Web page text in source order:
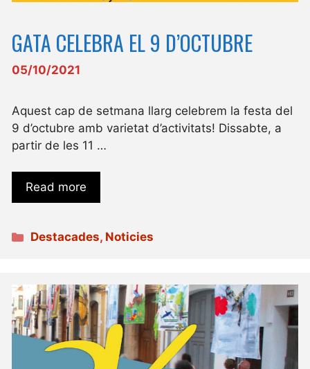
GATA CELEBRA EL 9 D’OCTUBRE
05/10/2021
Aquest cap de setmana llarg celebrem la festa del
9 d’octubre amb varietat d’activitats! Dissabte, a
partir de les 11 …
Read more
Categories
Destacades, Noticies